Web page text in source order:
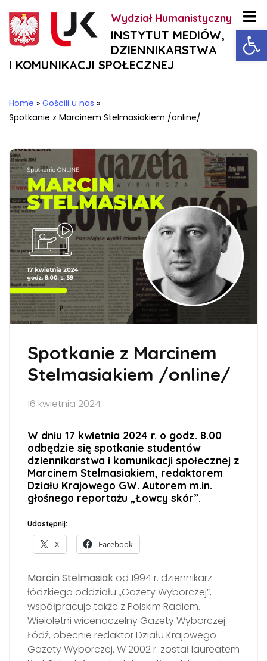
Wydział Humanistyczny
INSTYTUT MEDIÓW,
DZIENNIKARSTWA
I KOMUNIKACJI SPOŁECZNEJ
Home » Gościli u nas »
Spotkanie z Marcinem Stelmasiakiem /online/
Spotkanie z Marcinem
Stelmasiakiem /online/
16 kwietnia 2024
W dniu 17 kwietnia 2024 r. o godz. 8.00
odbędzie się spotkanie studentów
dziennikarstwa i komunikacji społecznej z
Marcinem Stelmasiakiem, redaktorem
Działu Krajowego GW. Autorem m.in.
głośnego reportażu „Łowcy skór”.
Udostępnij:
X Facebook
Marcin Stelmasiak od 1994 r. dziennikarz
łódzkiego oddziału „Gazety Wyborczej”,
współpracuje także z Polskim Radiem.
Wieloletni wicenaczelny Gazety Wyborczej
Łódź, obecnie redaktor Działu Krajowego
Gazety Wyborczej. W 2002 r. został laureatem